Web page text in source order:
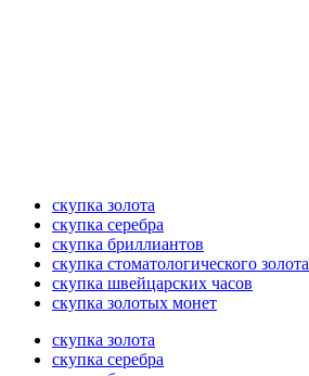
скупка золота
скупка серебра
скупка бриллиантов
скупка стоматологического золота
скупка швейцарских часов
скупка золотых монет
скупка золота
скупка серебра